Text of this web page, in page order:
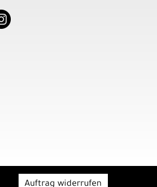
Auftrag widerrufen